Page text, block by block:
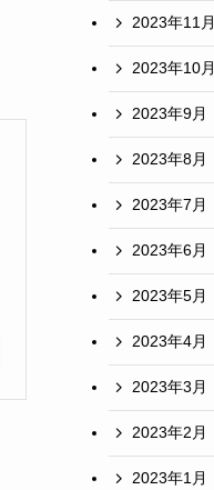
2023年11月
2023年10月
2023年9月
2023年8月
2023年7月
2023年6月
2023年5月
2023年4月
2023年3月
2023年2月
2023年1月